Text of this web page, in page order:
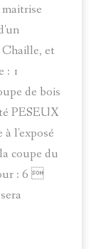
Chaille, et
: 1
de bois
PESEUX
l'exposé
coupe du
: 6 